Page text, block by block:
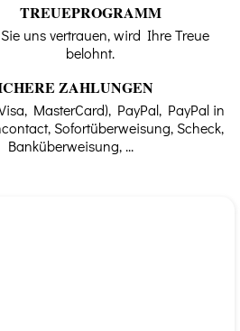
TREUEPROGRAMM
uns vertrauen, wird Ihre Treue
belohnt.
ZAHLUNGEN
MasterCard), PayPal, PayPal in
Sofortüberweisung, Scheck,
Banküberweisung, ...